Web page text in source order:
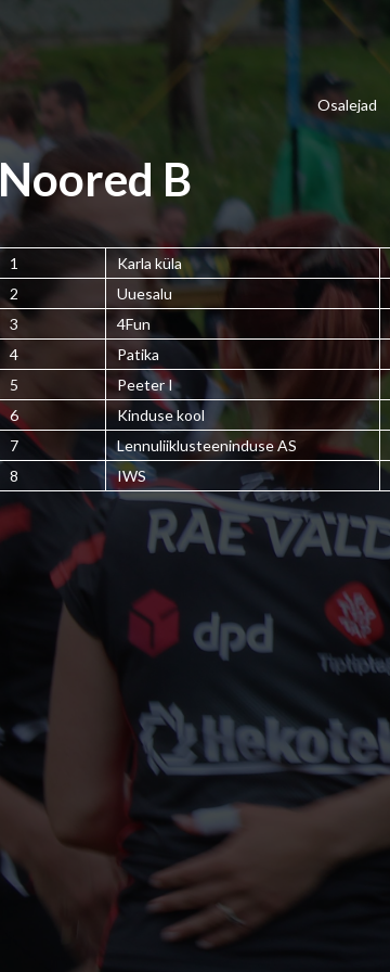
Osalejad
Noored B
1 Karla küla
2
Uuesalu
3
4Fun
4
Patika
5
Peeter I
6
Kinduse kool
7
Lennuliiklusteeninduse AS
8
IWS